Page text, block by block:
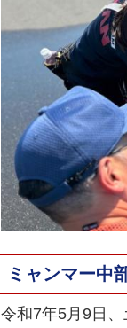
ミャンマー
令和7年5月9日